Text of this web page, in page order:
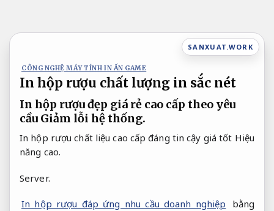
nội
SANXUAT.WORK
CÔNG NGHỆ MÁY TÍNH IN ẤN GAME
In hộp rượu chất lượng in sắc nét
In hộp rượu đẹp giá rẻ cao cấp theo yêu
cầu Giảm lỗi hệ thống.
In hộp rượu chất liệu cao cấp đáng tin cậy giá tốt Hiệu
năng cao.
Server.
In hộp rượu đáp ứng nhu cầu doanh nghiệp
bằng